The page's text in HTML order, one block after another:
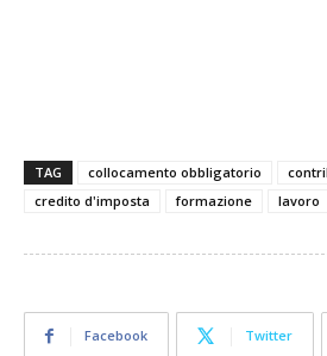
TAG collocamento obbligatorio
credito d'imposta
formazione lavoro
Facebook Twitter